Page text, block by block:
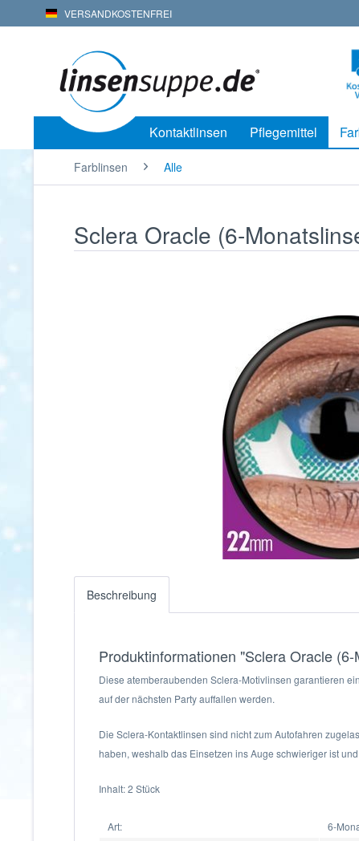
VERSANDKOSTENFREI
Kontaktlinsen Pflegemittel
Farblinsen Alle
Sclera Oracle (6-
Beschreibung
Produktinformationen "Sclera Oracle
Diese atemberaubenden Sclera-Motivlinsen garantieren
auf der nächsten Party auffallen werden.
Die Sclera-Kontaktlinsen sind nicht zum Autofahren
haben, weshalb das Einsetzen ins Auge schwieriger ist
Inhalt: 2 Stück
Art:
6-